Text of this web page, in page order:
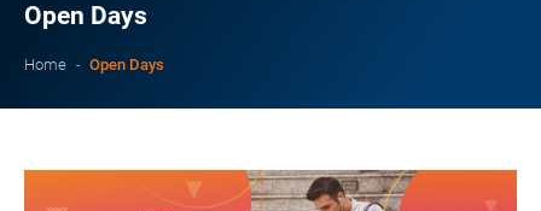
Open Days
Home Open Days